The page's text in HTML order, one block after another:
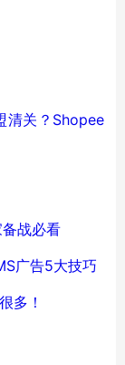
清关？Shopee
战必看
广告5大技巧
多！